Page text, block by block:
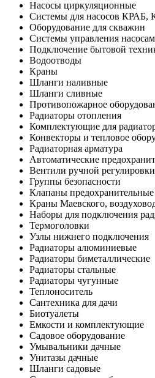
Насосы циркуляционные
Системы для насосов КРАБ,
Оборудование для скважин
Системы управления
Подключение бытовой
Водоотводы
Краны
Шланги наливные
Шланги сливные
Противопожарное
Радиаторы отопления
Комплектующие для
Конвекторы и тепловое
Радиаторная арматура
Автоматические
Вентили ручной регулировки
Группы безопасности
Клапаны предохранительные
Краны Маевского,
Наборы для подключения
Термоголовки
Узлы нижнего подключения
Радиаторы алюминиевые
Радиаторы биметаллические
Радиаторы стальные
Радиаторы чугунные
Теплоноситель
Сантехника для дачи
Биотуалеты
Емкости и комплектующие
Садовое оборудование
Умывальники дачные
Унитазы дачные
Шланги садовые